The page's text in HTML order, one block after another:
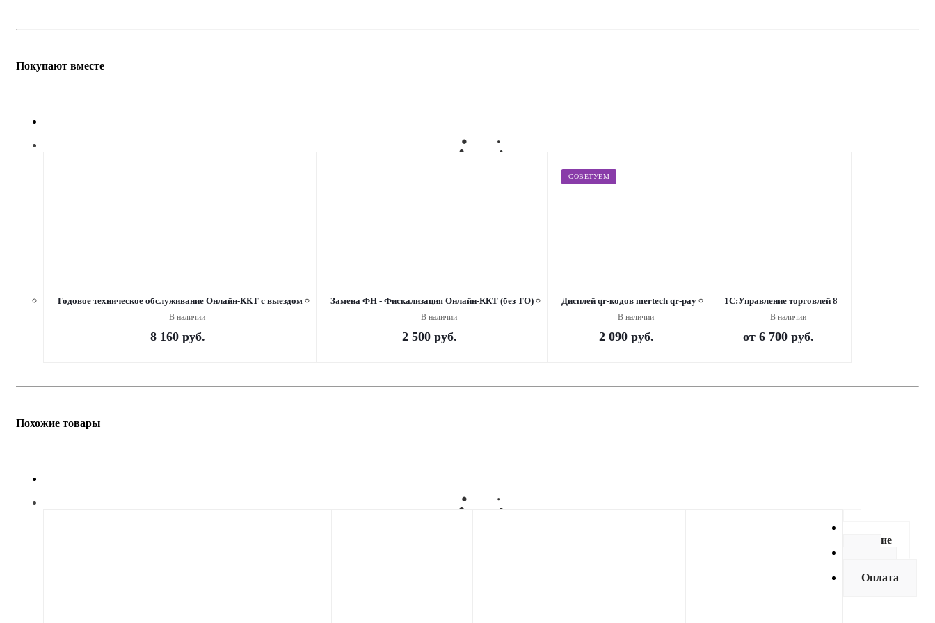
Покупают вместе
Годовое техническое обслуживание Онлайн-ККТ с выездом
В наличии
8 160 руб.
Замена ФН - Фискализация Онлайн-ККТ (без ТО)
В наличии
2 500 руб.
СОВЕТУЕМ
Дисплей qr-кодов mertech qr-pay
В наличии
2 090 руб.
1С:Управление торговлей 8
В наличии
от 6 700 руб.
Похожие товары
Описание
Оплата